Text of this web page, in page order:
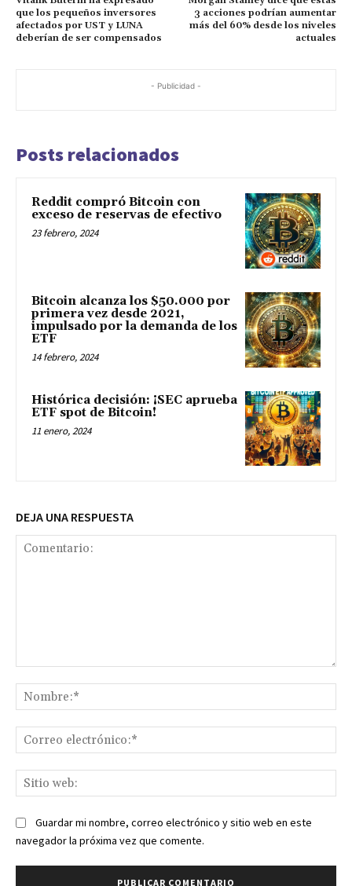
que los pequeños inversores
afectados por UST y LUNA
deberían de ser compensados
3 acciones podrían aumentar
más del 60% desde los niveles
actuales
- Publicidad -
Posts relacionados
Reddit compró Bitcoin con
exceso de reservas de efectivo
23 febrero, 2024
Bitcoin alcanza los $50.000 por
primera vez desde 2021,
impulsado por la demanda de los
ETF
14 febrero, 2024
Histórica decisión: ¡SEC aprueba
ETF spot de Bitcoin!
11 enero, 2024
DEJA UNA RESPUESTA
Guardar mi nombre, correo electrónico y sitio web en este
navegador la próxima vez que comente.